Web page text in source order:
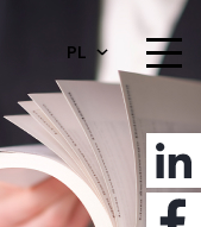
PL